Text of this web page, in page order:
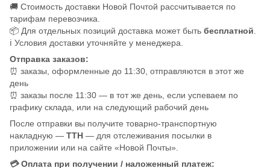
🚚 Стоимость доставки Новой Почтой рассчитывается по
тарифам перевозчика.
📦 Для отдельных позиций доставка может быть бесплатной
ℹ️ Условия доставки уточняйте у менеджера.
Отправка заказов:
⏰ заказы, оформленные до 11:30, отправляются в этот же
день
⏰ заказы после 11:30 — в тот же день, если успеваем по
графику склада, или на следующий рабочий день
После отправки вы получите товарно-транспортную
накладную — ТТН — для отслеживания посылки в
приложении или на сайте «Новой Почты».
💳 Оплата при получении / наложенный платеж: